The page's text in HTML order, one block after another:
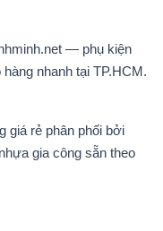
— phụ kiện
nhanh tại TP.HCM.
giá rẻ phân phối bởi
gia công sẵn theo